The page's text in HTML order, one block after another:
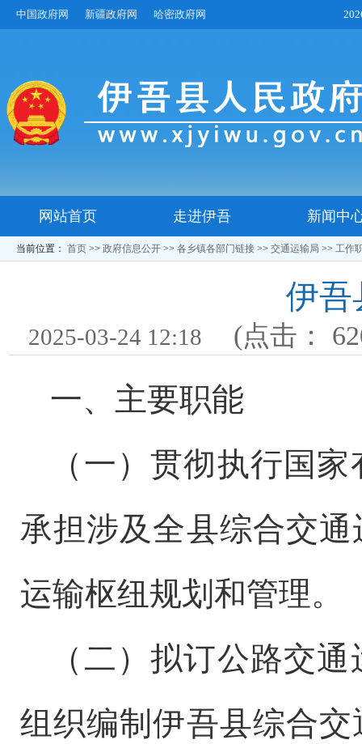
中国政府网 新疆政府网 哈密政府网
网站首页 走进伊吾 新闻中
当前位置： 首页 >> 政府信息公开 >> 各乡镇各部门链接 >> 交通运输局 >> 工作
伊吾
2025-03-24 12:18 (点击：
一、 主要职能
（ 一 ）贯彻执行国
承担涉及全县综合交
运输枢纽规划和管理。
（ 二 ）拟订公路交
组织编制伊吾县综合交